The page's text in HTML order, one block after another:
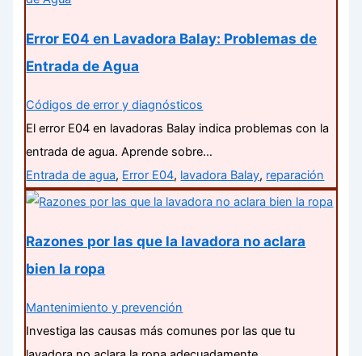
Error E04 en Lavadora Balay: Problemas de
Entrada de Agua
Códigos de error y diagnósticos
El error E04 en lavadoras Balay indica problemas con la
entrada de agua. Aprende sobre…
Entrada de agua, Error E04, lavadora Balay, reparación
Razones por las que la lavadora no aclara
bien la ropa
Mantenimiento y prevención
Investiga las causas más comunes por las que tu